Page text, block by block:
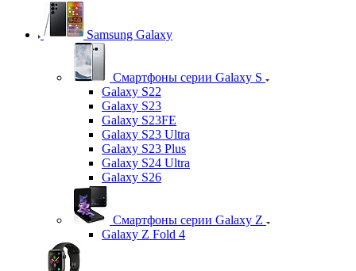
Samsung Galaxy
Смартфоны серии Galaxy S
Galaxy S22
Galaxy S23
Galaxy S23FE
Galaxy S23 Ultra
Galaxy S23 Plus
Galaxy S24 Ultra
Galaxy S26
Смартфоны серии Galaxy Z
Galaxy Z Fold 4